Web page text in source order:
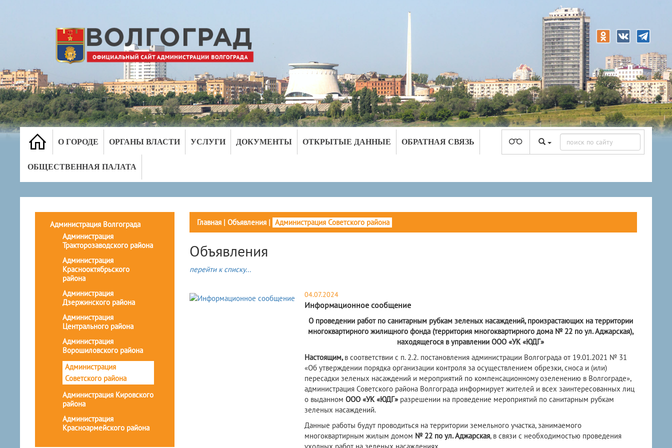
О ГОРОДЕ ОРГАНЫ ВЛАСТИ УСЛУГИ ДОКУМЕНТЫ ОТКРЫТЫЕ ДАННЫЕ ОБРАТНАЯ СВЯЗЬ
ОБЩЕСТВЕННАЯ ПАЛАТА
Администрация Волгограда
Администрация
Тракторозаводского района
Администрация
Краснооктябрьского
района
Администрация
Дзержинского района
Администрация
Центрального района
Администрация
Ворошиловского района
Администрация
Советского района
Администрация Кировского
района
Администрация
Красноармейского района
Главная| Объявления| Администрация Советского района
Объявления
перейти к списку...
04.07.2024
Информационное сообщение
О проведении работ по санитарным рубкам зеленых насаждений, произрастающих на территории
многоквартирного жилищного фонда (территория многоквартирного дома № 22 по ул. Аджарская),
находящегося в управлении ООО «УК «ЮДГ»
Настоящим,в соответствии с п. 2.2. постановления администрации Волгограда от 19.01.2021 № 31
«Об утверждении порядка организации контроля за осуществлением обрезки, сноса и (или)
пересадки зеленых насаждений и мероприятий по компенсационному озеленению в Волгограде»,
администрация Советского района Волгограда информирует жителей и всех заинтересованных лиц
о выданном ООО «УК «ЮДГ» разрешении на проведение мероприятий по санитарным рубкам
зеленых насаждений.
Данные работы будут проводиться на территории земельного участка, занимаемого
многоквартирным жилым домом № 22 по ул. Аджарская, в связи с необходимостью проведения